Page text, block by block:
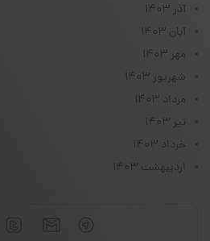
آذر ۱۴۰۳
آبان ۱۴۰۳
مهر ۱۴۰۳
شهریور ۱۴۰۳
مرداد ۱۴۰۳
تیر ۱۴۰۳
خرداد ۱۴۰۳
اردیبهشت ۱۴۰۳